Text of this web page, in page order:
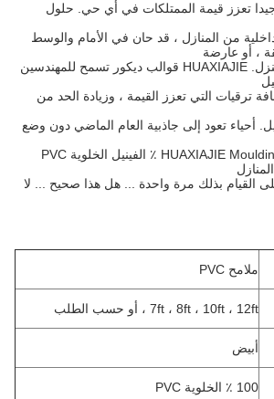
تعزز قيمة الممتلكات في أي حي.
حلول
من المنازل ، قد حان في الأمام والوسط
، أو عارضة
HUAXIAJIE قوالب ديكور تسمح للمهندسين
ترقيات التي تعزز القيمة ، وزيادة الحد من
أحياء تعود إلى جاذبية العام الماضي دون وضع
HUAXIAJIE Mouldings 100 ٪ الفينيل الخلوية PVC
القيام بذلك مرة واحدة ... هل هذا صحيح ... لا
ملامح PVC
7ft ، 8ft ، 10ft ، 12ft ، أو حسب الطلب
أبيض
100 ٪ الخلوية PVC